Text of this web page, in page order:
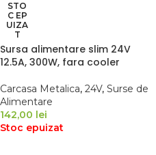
STO
C EP
UIZA
T
Sursa alimentare slim 24V
12.5A, 300W, fara cooler
Carcasa Metalica, 24V, Surse de
Alimentare
142,00 lei
Stoc epuizat